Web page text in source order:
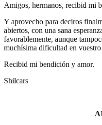
Amigos, hermanos, recibid mi
Y aprovecho para deciros
abiertos, con una sana
favorablemente, aunque
muchísima dificultad en
Recibid mi bendición y amor.
Shilcars